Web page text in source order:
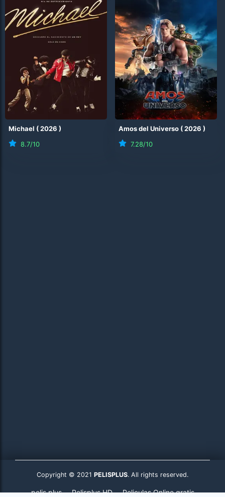
Michael (2026 )
8.7/10
Amos del Universo (2026 )
7.28/10
Copyright © 2021 PELISPLUS. All rights reserved.
pelis plus Pelisplus HD Peliculas Online gratis